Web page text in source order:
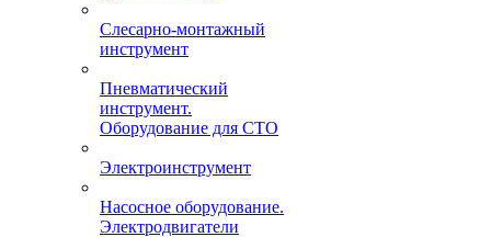
Слесарно-монтажный
инструмент
Пневматический
инструмент.
Оборудование для СТО
Электроинструмент
Насосное оборудование.
Электродвигатели